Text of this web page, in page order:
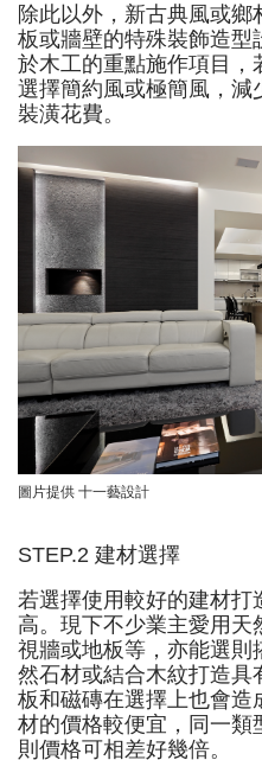
除此以外，新古典風或
板或牆壁的特殊裝飾造型
於木工的重點施作項目，
選擇簡約風或極簡風，減
裝潢花費。
圖片提供 十一藝設計
STEP.2 建材選擇
若選擇使用較好的建材打
高。現下不少業主愛用天
視牆或地板等，亦能選則
然石材或結合木紋打造具
板和磁磚在選擇上也會造
材的價格較便宜，同一類
則價格可相差好幾倍。